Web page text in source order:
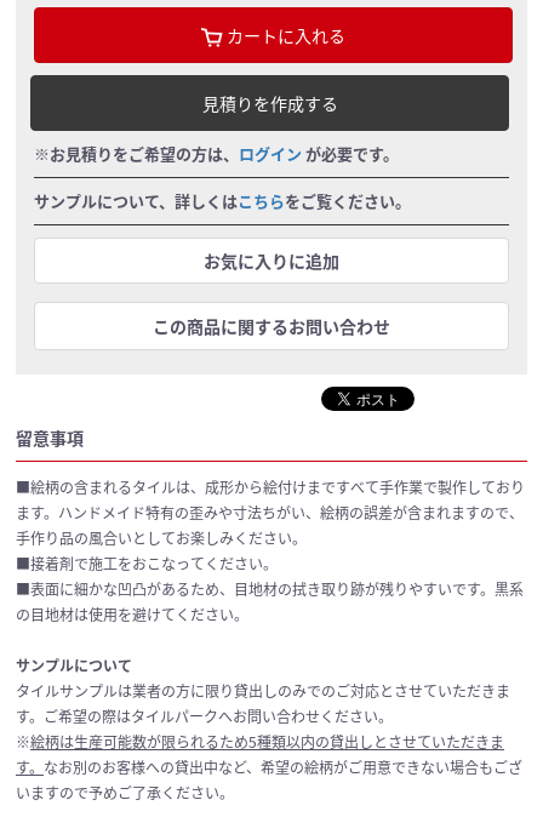
カートに入れる
見積りを作成する
※お見積りをご希望の方は、 ログイン が必要です。
サンプルについて、詳しくはこちらをご覧ください。
お気に入りに追加
この商品に関するお問い合わせ
留意事項
■絵柄の含まれるタイルは、成形から絵付けまですべて手作業で製作しており
ます。ハンドメイド特有の歪みや寸法ちがい、絵柄の誤差が含まれますので、
手作り品の風合いとしてお楽しみください。
■接着剤で施工をおこなってください。
■表面に細かな凹凸があるため、目地材の拭き取り跡が残りやすいです。黒系
の目地材は使用を避けてください。
サンプルについて
タイルサンプルは業者の方に限り貸出しのみでのご対応とさせていただきま
す。ご希望の際はタイルパークへお問い合わせください。
※絵柄は生産可能数が限られるため5種類以内の貸出しとさせていただきま
す。 なお別のお客様への貸出中など、希望の絵柄がご用意できない場合もござ
いますので予めご了承ください。